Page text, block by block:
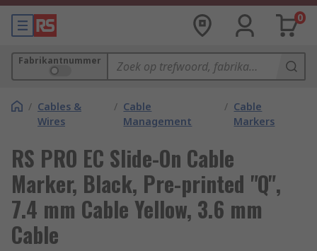
0
Fabrikantnummer
/ Cables &
Wires
/ Cable
Management
/ Cable
Markers
RS PRO EC Slide-On Cable
Marker, Black, Pre-printed "Q",
7.4 mm Cable Yellow, 3.6 mm
Cable